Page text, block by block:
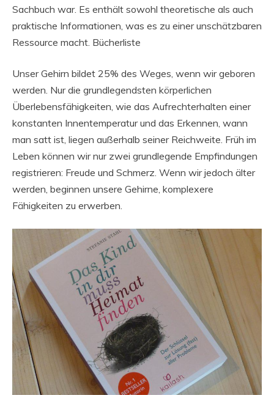
Sachbuch war. Es enthält sowohl theoretische als auch
praktische Informationen, was es zu einer unschätzbaren
Ressource macht. Bücherliste
Unser Gehirn bildet 25% des Weges, wenn wir geboren
werden. Nur die grundlegendsten körperlichen
Überlebensfähigkeiten, wie das Aufrechterhalten einer
konstanten Innentemperatur und das Erkennen, wann
man satt ist, liegen außerhalb seiner Reichweite. Früh im
Leben können wir nur zwei grundlegende Empfindungen
registrieren: Freude und Schmerz. Wenn wir jedoch älter
werden, beginnen unsere Gehirne, komplexere
Fähigkeiten zu erwerben.